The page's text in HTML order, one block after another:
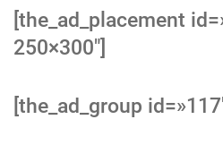
[the_ad_placement
250×300″]
[the_ad_group